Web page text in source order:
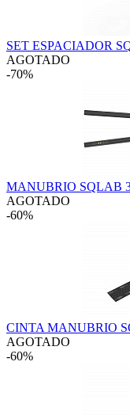
SET ESPACIADOR
AGOTADO
-70%
MANUBRIO SQLAB
AGOTADO
-60%
CINTA MANUBRIO
AGOTADO
-60%